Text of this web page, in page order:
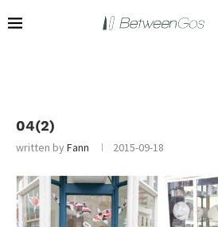
04(2)
written byFann 2015-09-18